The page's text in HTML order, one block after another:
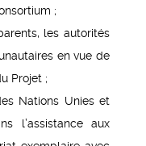
;
les autorités
en vue de
Projet ;
Nations Unies et
l’assistance aux